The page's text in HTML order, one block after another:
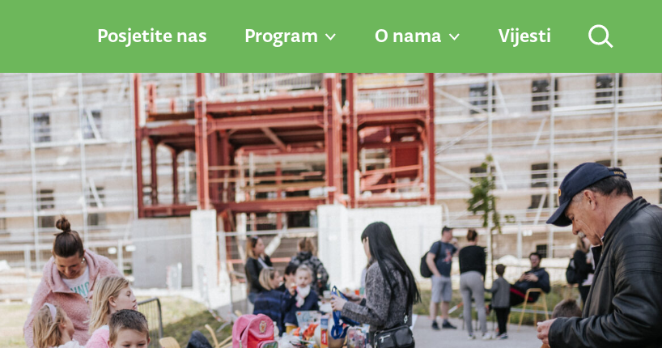
Posjetite nas Program O nama Vijesti